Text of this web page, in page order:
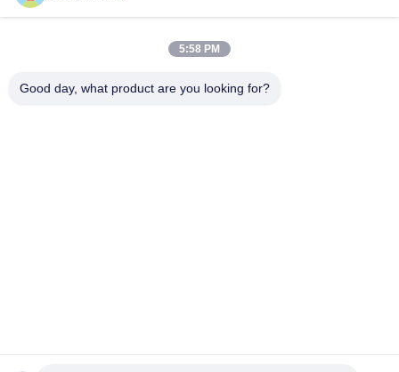
5:58 PM
Good day, what product are you looking for?